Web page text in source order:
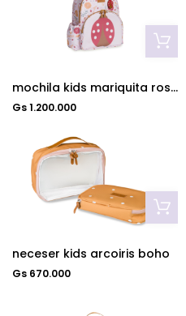
mochila kids mariquita rosa
Gs 1.200.000
neceser kids arcoiris boho
Gs 670.000